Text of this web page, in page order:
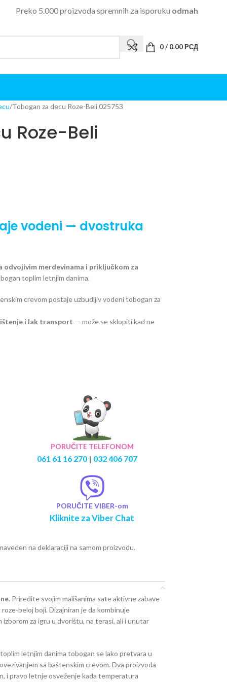
Preko 5.000 proizvoda spremnih za isporuku odmah
0/ 0.00РСД
Tobogan za decu Roze-Beli 025753
Roze-Beli
vodeni — dvostruka
merdevinama i priključkom za
toplim letnjim danima.
crevom postaje uzbudljiv vodeni tobogan za
i lak transport — može se sklopiti kad ne
PORUČITE TELEFONOM
061 61 16 270| 032 406 707
PORUČITE VIBER-om
Kliknite za Viber Chat
na deklaraciji na samom proizvodu.
Priredite svojim mališanima sate aktivne zabave
beloj boji. Dizajniran je da kombinuje
za igru u dvorištu, na terasi, ali i unutar
letnjim danima tobogan se lako pretvara u
sa baštenskim crevom. Dva proizvoda
i pravo letnje osveženje kada temperatura